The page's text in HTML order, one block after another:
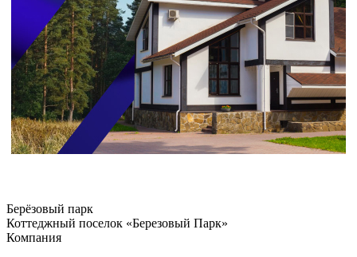
Берёзовый парк
Коттеджный поселок «Березовый Парк»
Компания